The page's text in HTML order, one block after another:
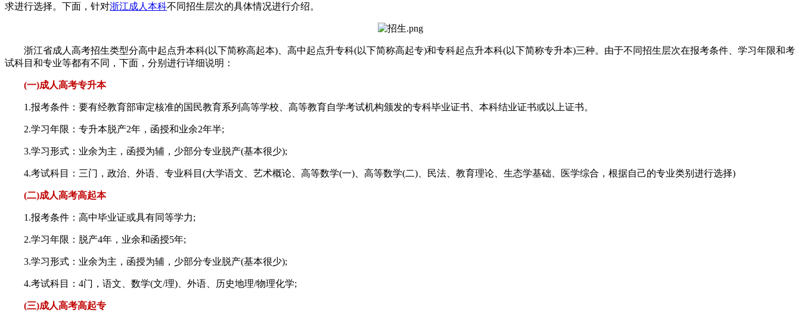
求进行选择。下面，针对浙江成人本科不同招生层次的具体情况进行介绍。
浙江省成人高考招生类型分高中起点升本科(以下简称高起本)、高中起点升专科(以下简称高起专)和专科起点升本科(以下简称专升本)三种。由于不同招生层次在报考条件、学习年限和考
试科目和专业等都有不同，下面，分别进行详细说明：
(一)成人高考专升本
1.报考条件：要有经教育部审定核准的国民教育系列高等学校、高等教育自学考试机构颁发的专科毕业证书、本科结业证书或以上证书。
2.学习年限：专升本脱产2年，函授和业余2年半;
3.学习形式：业余为主，函授为辅，少部分专业脱产(基本很少);
4.考试科目：三门，政治、外语、专业科目(大学语文、艺术概论、高等数学(一)、高等数学(二)、民法、教育理论、生态学基础、医学综合，根据自己的专业类别进行选择)
(二)成人高考高起本
1.报考条件：高中毕业证或具有同等学力;
2.学习年限：脱产4年，业余和函授5年;
3.学习形式：业余为主，函授为辅，少部分专业脱产(基本很少);
4.考试科目：4门，语文、数学(文/理)、外语、历史地理/物理化学;
(三)成人高考高起专